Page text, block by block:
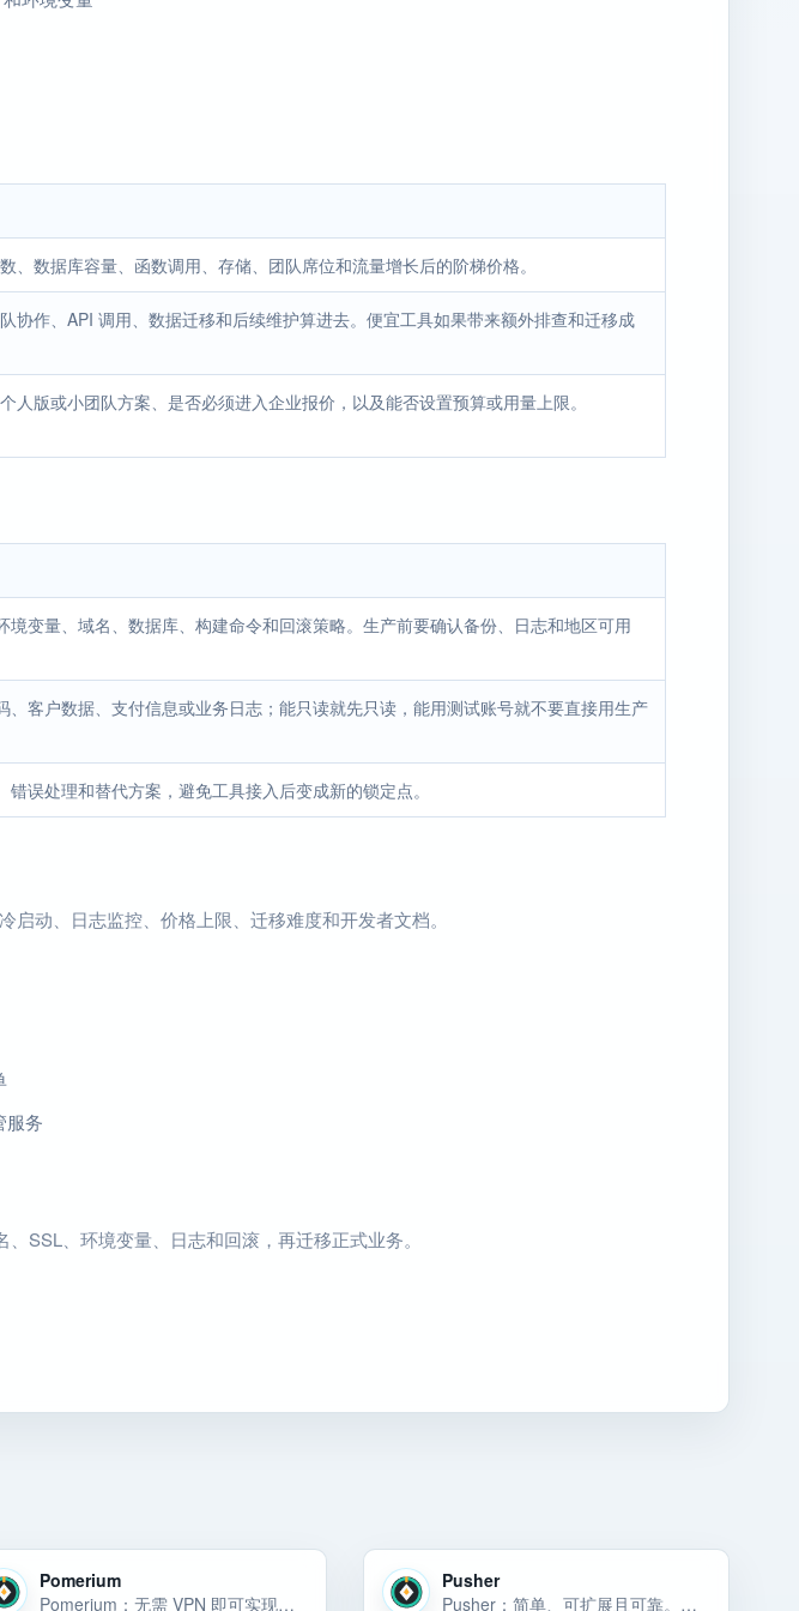
、数据库容量、函数调用、存储、团队席位和流量增长后的阶梯价格。
协作、API 调用、数据迁移和后续维护算进去。便宜工具如果带来额外排查和迁移成
人版或小团队方案、是否必须进入企业报价，以及能否设置预算或用量上限。
境变量、域名、数据库、构建命令和回滚策略。生产前要确认备份、日志和地区可用
、客户数据、支付信息或业务日志；能只读就先只读，能用测试账号就不要直接用生产
误处理和替代方案，避免工具接入后变成新的锁定点。
动、日志监控、价格上限、迁移难度和开发者文档。
服务
SSL、环境变量、日志和回滚，再迁移正式业务。
Pomerium
Pomerium：无需 VPN 即可实现与应用程序的无客户端、安全连接
Pusher
Pusher：简单、可扩展且可靠。托管实时 API 深受开发人员喜爱并受到巨头信任。构建实时仪表板、通知、地理跟踪、聊天等。